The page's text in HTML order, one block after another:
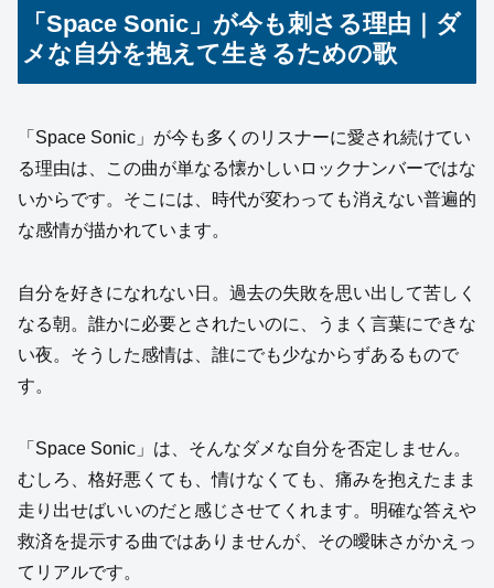
「Space Sonic」が今も刺さる理由｜ダ
メな自分を抱えて生きるための歌
「Space Sonic」が今も多くのリスナーに愛され続けてい
る理由は、この曲が単なる懐かしいロックナンバーではな
いからです。そこには、時代が変わっても消えない普遍的
な感情が描かれています。
自分を好きになれない日。過去の失敗を思い出して苦しく
なる朝。誰かに必要とされたいのに、うまく言葉にできな
い夜。そうした感情は、誰にでも少なからずあるもので
す。
「Space Sonic」は、そんなダメな自分を否定しません。
むしろ、格好悪くても、情けなくても、痛みを抱えたまま
走り出せばいいのだと感じさせてくれます。明確な答えや
救済を提示する曲ではありませんが、その曖昧さがかえっ
てリアルです。